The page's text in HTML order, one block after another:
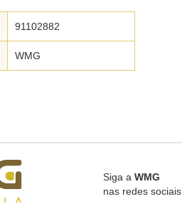
91102882
WMG
Siga a WMG
nas redes sociais